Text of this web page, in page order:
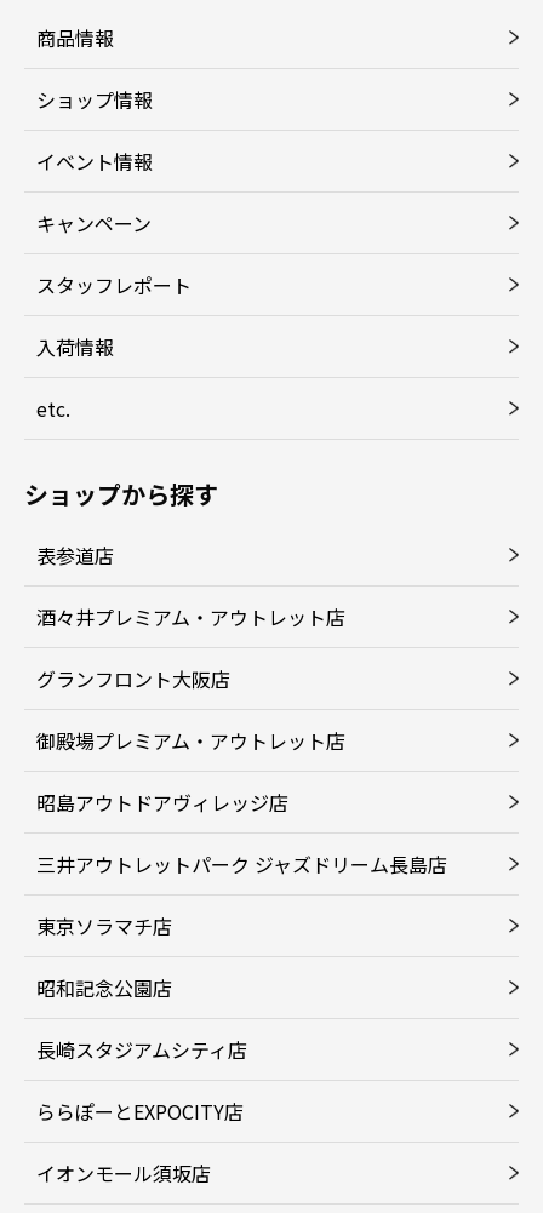
商品情報
ショップ情報
イベント情報
キャンペーン
スタッフレポート
入荷情報
etc.
ショップから探す
表参道店
酒々井プレミアム・アウトレット店
グランフロント大阪店
御殿場プレミアム・アウトレット店
昭島アウトドアヴィレッジ店
三井アウトレットパーク ジャズドリーム長島店
東京ソラマチ店
昭和記念公園店
長崎スタジアムシティ店
ららぽーとEXPOCITY店
イオンモール須坂店